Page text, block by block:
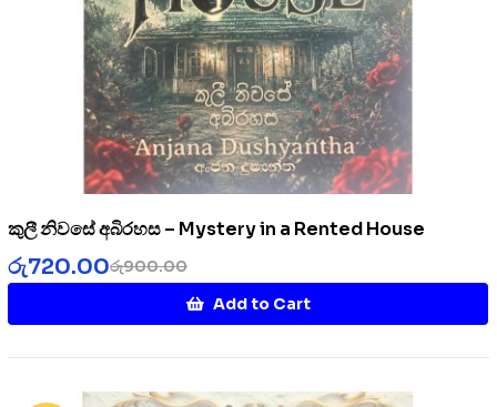
කුලී නිවසේ අබිරහස – Mystery in a Rented House
රු900.00
රු720.00
Add to Cart